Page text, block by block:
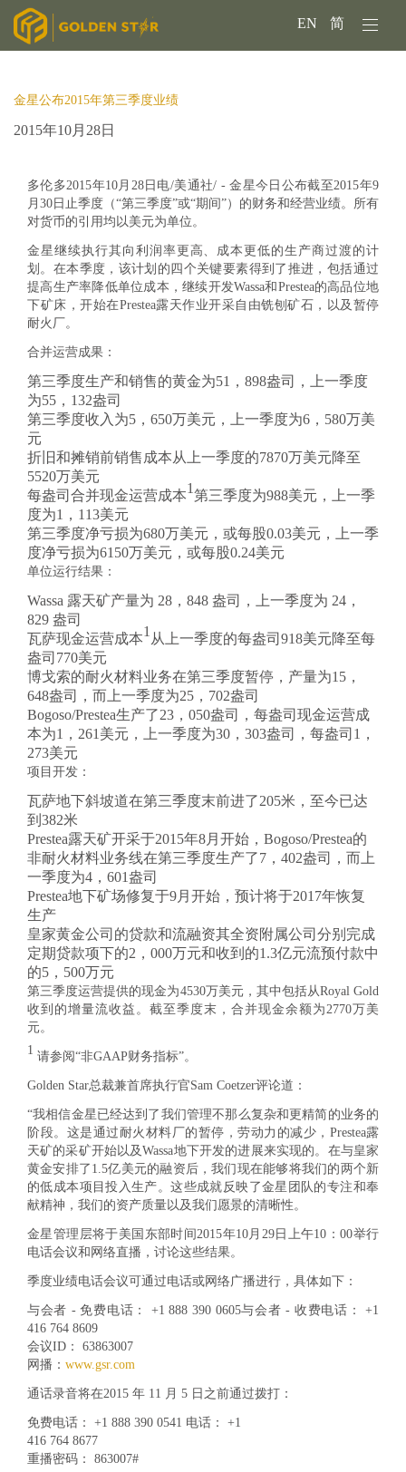
EN 简
金星公布2015年第三季度业绩
2015年10月28日
多伦多2015年10月28日电/美通社/ - 金星今日公布截至2015年9
月30日止季度（“第三季度”或“期间”）的财务和经营业绩。所有
对货币的引用均以美元为单位。
金星继续执行其向利润率更高、成本更低的生产商过渡的计
划。在本季度，该计划的四个关键要素得到了推进，包括通过
提高生产率降低单位成本，继续开发Wassa和Prestea的高品位地
下矿床，开始在Prestea露天作业开采自由铣刨矿石，以及暂停
耐火厂。
合并运营成果：
第三季度生产和销售的黄金为51，898盎司，上一季度
为55，132盎司
第三季度收入为5，650万美元，上一季度为6，580万美
元
折旧和摊销前销售成本从上一季度的7870万美元降至
5520万美元
每盎司合并现金运营成本1第三季度为988美元，上一季
度为1，113美元
第三季度净亏损为680万美元，或每股0.03美元，上一季
度净亏损为6150万美元，或每股0.24美元
单位运行结果：
Wassa 露天矿产量为 28，848 盎司，上一季度为 24，
829 盎司
瓦萨现金运营成本1 从上一季度的每盎司918美元降至每
盎司770美元
博戈索的耐火材料业务在第三季度暂停，产量为15，
648盎司，而上一季度为25，702盎司
Bogoso/Prestea生产了23，050盎司，每盎司现金运营成
本为1，261美元，上一季度为30，303盎司，每盎司1，
273美元
项目开发：
瓦萨地下斜坡道在第三季度末前进了205米，至今已达
到382米
Prestea露天矿开采于2015年8月开始，Bogoso/Prestea的
非耐火材料业务线在第三季度生产了7，402盎司，而上
一季度为4，601盎司
Prestea地下矿场修复于9月开始，预计将于2017年恢复
生产
皇家黄金公司的贷款和流融资其全资附属公司分别完成
定期贷款项下的2，000万元和收到的1.3亿元流预付款中
的5，500万元
第三季度运营提供的现金为4530万美元，其中包括从Royal Gold
收到的增量流收益。截至季度末，合并现金余额为2770万美
元。
1 请参阅“非GAAP财务指标”。
Golden Star总裁兼首席执行官Sam Coetzer评论道：
“我相信金星已经达到了我们管理不那么复杂和更精简的业务的
阶段。这是通过耐火材料厂的暂停，劳动力的减少，Prestea露
天矿的采矿开始以及Wassa地下开发的进展来实现的。在与皇家
黄金安排了1.5亿美元的融资后，我们现在能够将我们的两个新
的低成本项目投入生产。这些成就反映了金星团队的专注和奉
献精神，我们的资产质量以及我们愿景的清晰性。
金星管理层将于美国东部时间2015年10月29日上午10：00举行
电话会议和网络直播，讨论这些结果。
季度业绩电话会议可通过电话或网络广播进行，具体如下：
与会者 - 免费电话： +1 888 390 0605与会者 - 收费电话： +1
416 764 8609
会议ID： 63863007
网播： www.gsr.com
通话录音将在2015 年 11 月 5 日之前通过拨打：
免费电话： +1 888 390 0541 电话： +1
416 764 8677
重播密码： 863007#